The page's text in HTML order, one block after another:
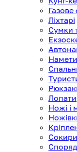
Ліхтарі
Сумки
Намети
Лопати
Ножі і
Сокири